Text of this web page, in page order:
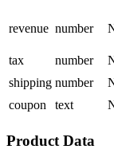
revenue number
tax
number
shipping number
coupon
text
Product Data